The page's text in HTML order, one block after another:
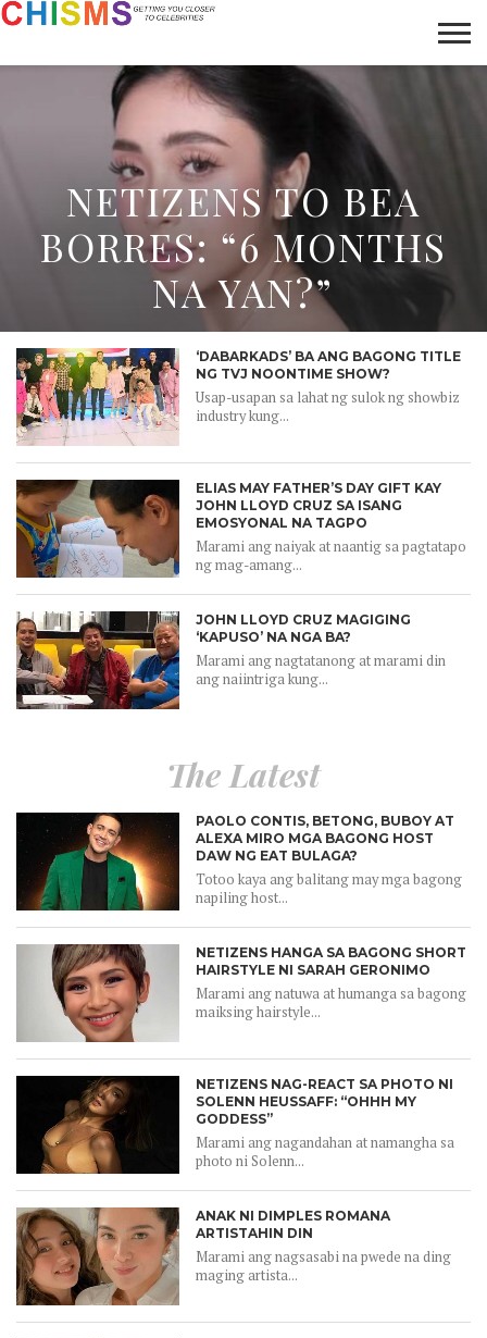
LIFESTYLE
GALLERY
ARTICLES
ABOUT
NETIZENS TO BEA
BORRES: “6 MONTHS
NA YAN?”
‘DABARKADS’ BA ANG BAGONG TITLE
NG TVJ NOONTIME SHOW?
Usap-usapan sa lahat ng sulok ng showbiz
industry kung...
ELIAS MAY FATHER’S DAY GIFT KAY
JOHN LLOYD CRUZ SA ISANG
EMOSYONAL NA TAGPO
Marami ang naiyak at naantig sa pagtatapo
ng mag-amang...
JOHN LLOYD CRUZ MAGIGING
‘KAPUSO’ NA NGA BA?
Marami ang nagtatanong at marami din
ang naiintriga kung...
The Latest
PAOLO CONTIS, BETONG, BUBOY AT
ALEXA MIRO MGA BAGONG HOST
DAW NG EAT BULAGA?
Totoo kaya ang balitang may mga bagong
napiling host...
NETIZENS HANGA SA BAGONG SHORT
HAIRSTYLE NI SARAH GERONIMO
Marami ang natuwa at humanga sa bagong
maiksing hairstyle...
NETIZENS NAG-REACT SA PHOTO NI
SOLENN HEUSSAFF: “OHHH MY
GODDESS”
Marami ang nagandahan at namangha sa
photo ni Solenn...
ANAK NI DIMPLES ROMANA
ARTISTAHIN DIN
Marami ang nagsasabi na pwede na ding
maging artista...